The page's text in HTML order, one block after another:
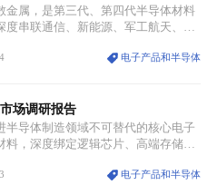
，进一步夯实产业发展根基，吸引传
旅企业等跨界入局，市场活力持续释
金属，是第三代、第四代半导体材料
度串联通信、新能源、军工航天、光
的关键战略资源。镓并非传统大宗金
体系，成为全球科技产业运转的刚
电子产品和半导体
场调研报告
半导体制造领域不可替代的核心电子
料，深度绑定逻辑芯片、高端存储芯
原子层沉积（ALD）工艺专用前驱体
电子产品和半导体